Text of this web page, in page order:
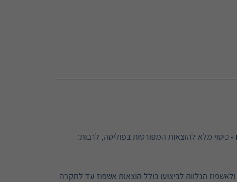
- כיסוי מלא להוצאות המפורטות בפוליסה, לרבות:
הנלווה לביצועו כולל הוצאות אשפוז עד לתקרה